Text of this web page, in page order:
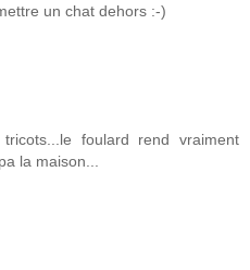
un chat dehors :-)
foulard rend vraiment
la maison...